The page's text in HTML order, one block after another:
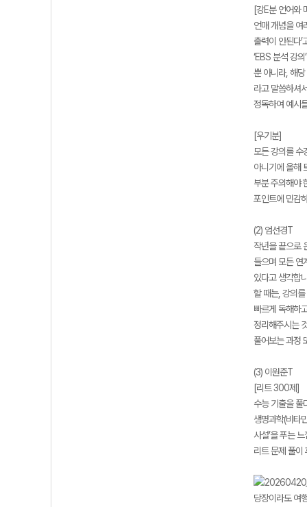
[강E분 언어와
언매 개념을 여
출력이 안된다
‘EBS 분석 강
뿐 아니라, 해당
라고 말씀하셔
정독하여 예시
[우기분]
모든 강의를 수
아니기에 올해
부분 주의해야
포인트에 민감
(2) 엄선경T
작년을 끝으로
들으며 모든 연
있다고 생각합
할 때는, 강의
빠르게 독해하
정리해주시는
풀어보는 과정
(3) 이원준T
[리트 300제]
수능 기출을 풀
생명과학(비타
사설’을 푸는
리트 문제 풀이
당장이라도 여